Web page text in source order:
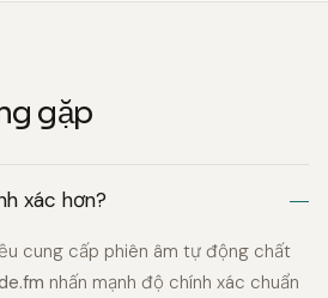
gặp
xác hơn?
cung cấp phiên âm tự động chất
nhấn mạnh độ chính xác chuẩn